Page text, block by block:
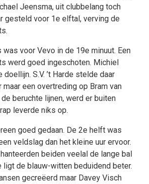
Jeensma, uit clubbelang toch
gesteld voor 1e elftal, verving de
voor Vevo in de 19e minuut. Een
werd goed ingeschoten. Michiel
S.V. ’t Harde stelde daar
een overtreding op Bram van
beruchte lijnen, werd er buiten
leverde niks op.
goed gedaan. De 2e helft was
veldslag dan het kleine uur ervoor.
beiden veelal de lange bal
ligt de blauw-witten beduidend beter.
gecreëerd maar Davey Visch